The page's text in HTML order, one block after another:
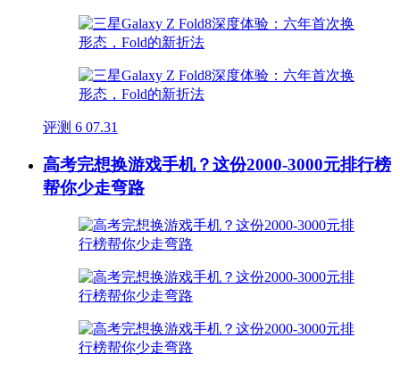
评测 6 07.31
高考完想换游戏手机？这份2000-3000元排行榜
帮你少走弯路